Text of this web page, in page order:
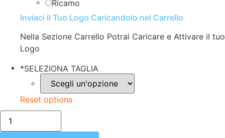
Ricamo
Inviaci il Tuo Logo Caricandolo nel Carrello
Nella Sezione Carrello Potrai Caricare e Attivare il tuo
Logo
*SELEZIONA TAGLIA
Reset options
isacco-
059820-
GIACCA